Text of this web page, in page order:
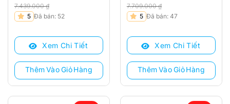
7.439.000₫
Giá
là:
7.439.000 ₫.
Giá
tại
6.490.000 ₫.
5 Đã bán: 52
Xem Chi Tiết
Thêm Vào Giỏ Hàng
7.709.000₫
Giá
là:
7.709.000 ₫.
Giá
tại
6.780.000 ₫.
5 Đã bán: 47
Xem Chi Tiết
Thêm Vào Giỏ Hàng